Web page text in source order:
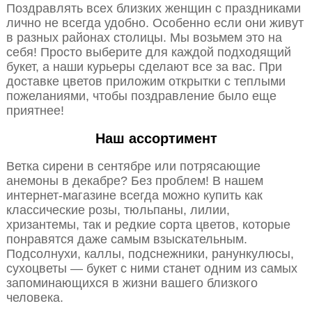
Поздравлять всех близких женщин с праздниками
лично не всегда удобно. Особенно если они живут
в разных районах столицы. Мы возьмем это на
себя! Просто выберите для каждой подходящий
букет, а наши курьеры сделают все за вас. При
доставке цветов приложим открытки с теплыми
пожеланиями, чтобы поздравление было еще
приятнее!
Наш ассортимент
Ветка сирени в сентябре или потрясающие
анемоны в декабре? Без проблем! В нашем
интернет-магазине всегда можно купить как
классические розы, тюльпаны, лилии,
хризантемы, так и редкие сорта цветов, которые
понравятся даже самым взыскательным.
Подсолнухи, каллы, подснежники, ранункулюсы,
сухоцветы — букет с ними станет одним из самых
запоминающихся в жизни вашего близкого
человека.